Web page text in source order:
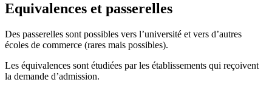
Equivalences et passerelles
Des passerelles sont possibles vers l’université et vers d’autres
écoles de commerce (rares mais possibles).
Les équivalences sont étudiées par les établissements qui reçoivent
la demande d’admission.